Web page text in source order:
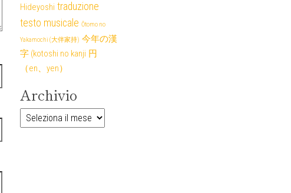
Hideyoshi traduzione
testo musicale Ōtomo no
Yakamochi (大伴家持) 今年の漢
字 (kotoshi no kanji 円
（en、yen）
Archivio
Archivio